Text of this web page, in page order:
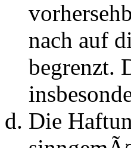
nach auf
begrenzt.
Die